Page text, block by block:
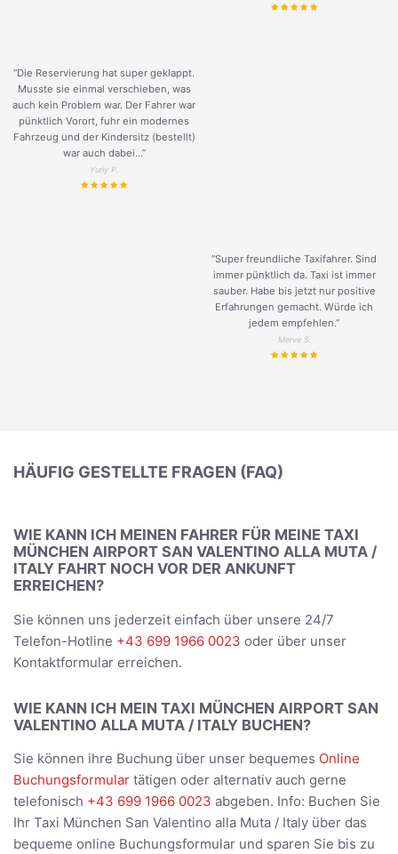
“Die Reservierung hat super geklappt.
Musste sie einmal verschieben, was
auch kein Problem war. Der Fahrer war
pünktlich Vorort, fuhr ein modernes
Fahrzeug und der Kindersitz (bestellt)
war auch dabei...”
Yuriy P.
“Super freundliche Taxifahrer. Sind
immer pünktlich da. Taxi ist immer
sauber. Habe bis jetzt nur positive
Erfahrungen gemacht. Würde ich
jedem empfehlen.”
Merve S.
HÄUFIG GESTELLTE FRAGEN (FAQ)
WIE KANN ICH MEINEN FAHRER FÜR MEINE TAXI
MÜNCHEN AIRPORT SAN VALENTINO ALLA MUTA /
ITALY FAHRT NOCH VOR DER ANKUNFT
ERREICHEN?
Sie können uns jederzeit einfach über unsere 24/7
Telefon-Hotline +43 699 1966 0023 oder über unser
Kontaktformular erreichen.
WIE KANN ICH MEIN TAXI MÜNCHEN AIRPORT SAN
VALENTINO ALLA MUTA / ITALY BUCHEN?
Sie können ihre Buchung über unser bequemes Online
Buchungsformular tätigen oder alternativ auch gerne
telefonisch +43 699 1966 0023 abgeben. Info: Buchen Sie
Ihr Taxi München San Valentino alla Muta / Italy über das
bequeme online Buchungsformular und sparen Sie bis zu